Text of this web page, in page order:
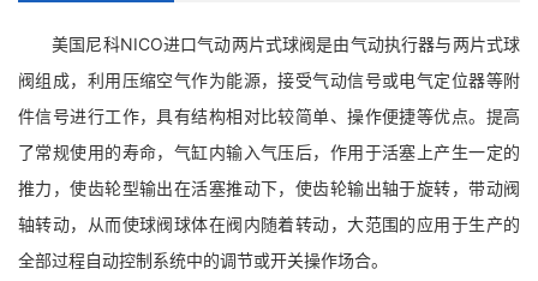
美国尼科NICO进口气动两片式球阀是由气动执行器与两片式球
阀组成，利用压缩空气作为能源，接受气动信号或电气定位器等附
件信号进行工作，具有结构相对比较简单、操作便捷等优点。提高
了常规使用的寿命，气缸内输入气压后，作用于活塞上产生一定的
推力，使齿轮型输出在活塞推动下，使齿轮输出轴于旋转，带动阀
轴转动，从而使球阀球体在阀内随着转动，大范围的应用于生产的
全部过程自动控制系统中的调节或开关操作场合。